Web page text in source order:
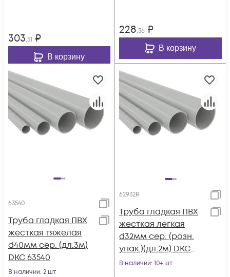
303,51 ₽
В корзину
228,36 ₽
В корзину
63540
Труба гладкая ПВХ
жесткая тяжелая
d40мм сер. (дл.3м)
DKC 63540
В наличии: 2 шт
62932R
Труба гладкая ПВХ
жесткая легкая
d32мм сер. (розн.
упак.)(дл.2м) DKC
62932R
В наличии: 10+ шт